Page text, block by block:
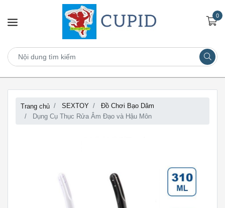
0
Trang chủ SEXTOY
Đồ Chơi Bạo Dâm
Dụng Cụ Thục Rửa Âm Đạo và Hậu Môn